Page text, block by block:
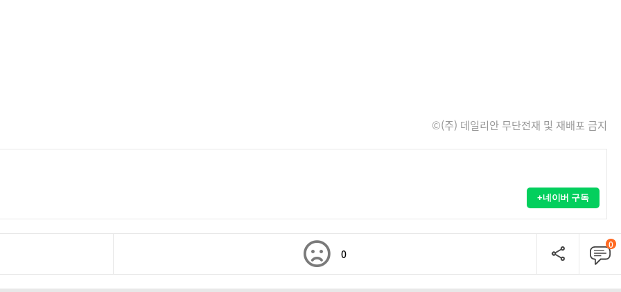
©(주) 데일리안 무단전재 및 재배포 금지
+네이버 구독
0
0